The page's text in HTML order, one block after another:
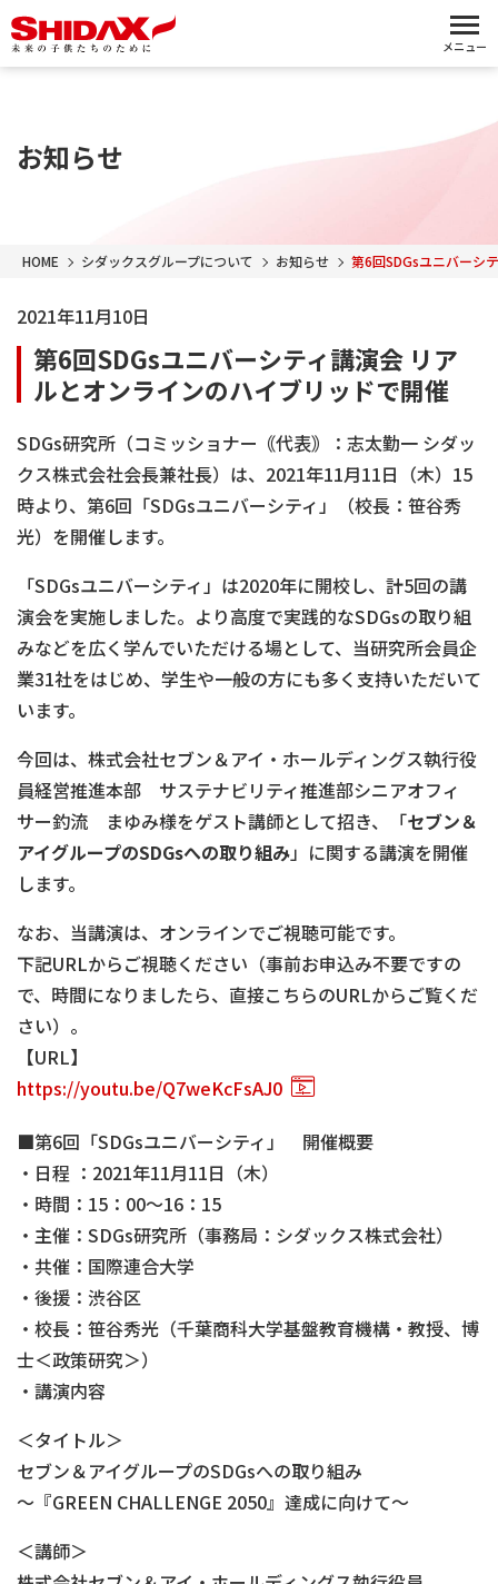
メニュー
お知らせ
HOME シダックスグループについて お知らせ 第6回SDGsユニバーシ
2021年11月10日
第6回SDGsユニバーシティ講演会 リア
ルとオンラインのハイブリッドで開催
SDGs研究所（コミッショナー｟代表｠：志太勤一 シダッ
クス株式会社会長兼社長）は、2021年11月11日（木）15
時より、第6回「SDGsユニバーシティ」（校長：笹谷秀
光）を開催します。
「SDGsユニバーシティ」は2020年に開校し、計5回の講
演会を実施しました。より高度で実践的なSDGsの取り組
みなどを広く学んでいただける場として、当研究所会員企
業31社をはじめ、学生や一般の方にも多く支持いただいて
います。
今回は、株式会社セブン＆アイ・ホールディングス執行役
員経営推進本部 サステナビリティ推進部シニアオフィ
サー釣流 まゆみ様をゲスト講師として招き、「セブン＆
アイグループのSDGsへの取り組み」に関する講演を開催
します。
なお、当講演は、オンラインでご視聴可能です。
下記URLからご視聴ください（事前お申込み不要ですの
で、時間になりましたら、直接こちらのURLからご覧くだ
さい）。
【URL】
https://youtu.be/Q7weKcFsAJ0
■第6回「SDGsユニバーシティ」 開催概要
・日程 ：2021年11月11日（木）
・時間：15：00～16：15
・主催：SDGs研究所（事務局：シダックス株式会社）
・共催：国際連合大学
・後援：渋谷区
・校長：笹谷秀光（千葉商科大学基盤教育機構・教授、博
士＜政策研究＞）
・講演内容
＜タイトル＞
セブン＆アイグループのSDGsへの取り組み
～『GREEN CHALLENGE 2050』達成に向けて～
＜講師＞